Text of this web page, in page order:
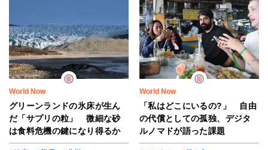
World Now
グリーンランドの氷床が生ん
だ「サプリの粒」 微細な砂
は食料危機の鍵になり得るか
World Now
「私はどこにいるの?」 自由
の代償としての孤独、デジタ
ルノマドが語った課題